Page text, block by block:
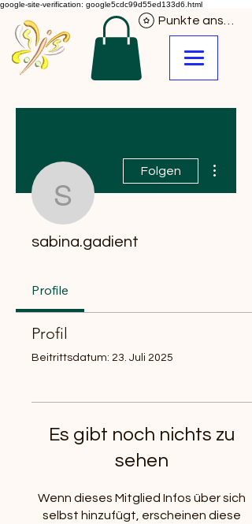
google-site-verification: google5cdc99d55ed133d6.html
sabina.gadient
Folgen
sabina.gadient
Profile
Profil
Beitrittsdatum: 23. Juli 2025
Es gibt noch nichts zu
sehen
Wenn dieses Mitglied Infos über sich
selbst hinzufügt, erscheinen diese